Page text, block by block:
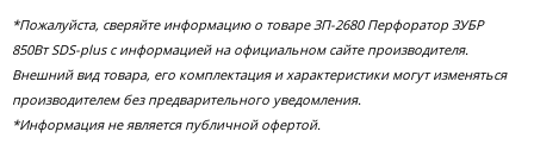
*Пожалуйста, сверяйте информацию о товаре ЗП-2680 Перфоратор ЗУБР
850Вт SDS-plus с информацией на официальном сайте производителя.
Внешний вид товара, его комплектация и характеристики могут изменяться
производителем без предварительного уведомления.
*Информация не является публичной офертой.